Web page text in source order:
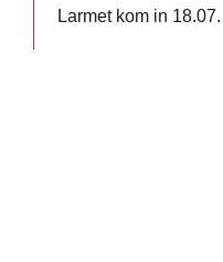
Larmet kom in 18.07.